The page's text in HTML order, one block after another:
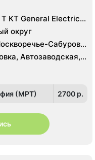
T КТ General Electric
округ
Сабурово,
Затон, Нагорный
Автозаводская,
Угрешская
(МРТ) 2700 p.